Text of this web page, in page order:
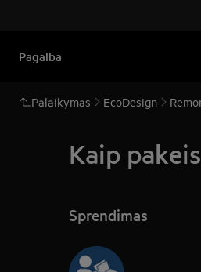
Pagalba
Palaikymas EcoDesign
Kaip
Sprendimas